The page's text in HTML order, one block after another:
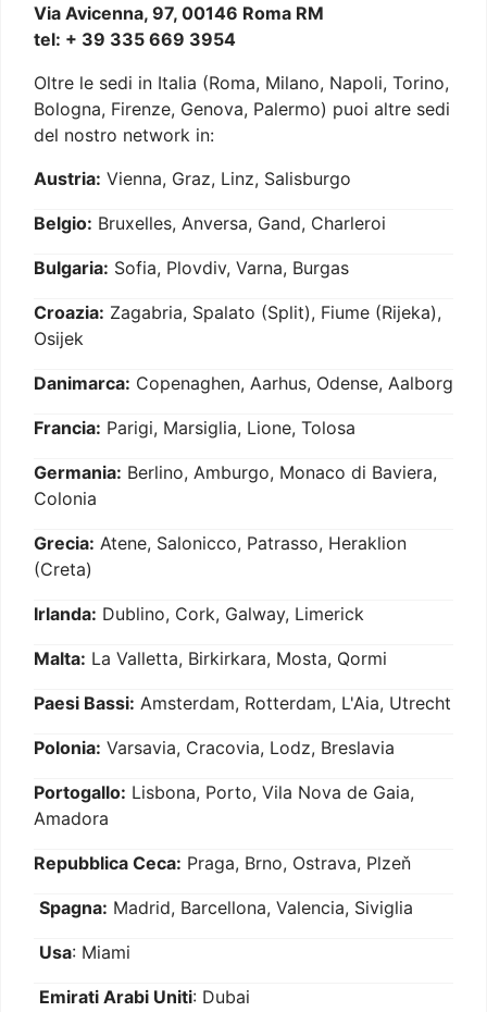
Via Avicenna, 97, 00146 Roma RM
tel: + 39 335 669 3954
Oltre le sedi in Italia (Roma, Milano, Napoli, Torino,
Bologna, Firenze, Genova, Palermo) puoi altre sedi
del nostro network in:
Austria: Vienna, Graz, Linz, Salisburgo
Belgio: Bruxelles, Anversa, Gand, Charleroi
Bulgaria: Sofia, Plovdiv, Varna, Burgas
Croazia: Zagabria, Spalato (Split), Fiume (Rijeka),
Osijek
Danimarca: Copenaghen, Aarhus, Odense, Aalborg
Francia: Parigi, Marsiglia, Lione, Tolosa
Germania: Berlino, Amburgo, Monaco di Baviera,
Colonia
Grecia: Atene, Salonicco, Patrasso, Heraklion
(Creta)
Irlanda: Dublino, Cork, Galway, Limerick
Malta: La Valletta, Birkirkara, Mosta, Qormi
Paesi Bassi: Amsterdam, Rotterdam, L'Aia, Utrecht
Polonia: Varsavia, Cracovia, Lodz, Breslavia
Portogallo: Lisbona, Porto, Vila Nova de Gaia,
Amadora
Repubblica Ceca: Praga, Brno, Ostrava, Plzeň
Spagna: Madrid, Barcellona, Valencia, Siviglia
Usa: Miami
Emirati Arabi Uniti: Dubai